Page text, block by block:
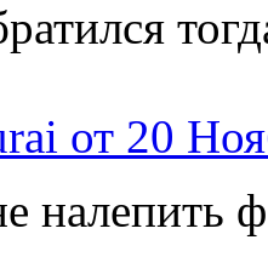
от 20
налепить